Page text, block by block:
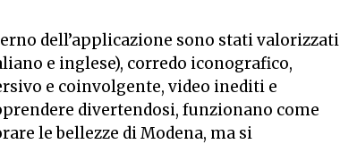
dell’applicazione sono stati valorizzati
e inglese), corredo iconografico,
e coinvolgente, video inediti e
divertendosi, funzionano come
le bellezze di Modena, ma si